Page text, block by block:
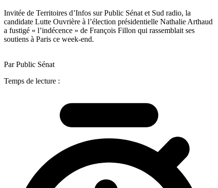
Invitée de Territoires d’Infos sur Public Sénat et Sud radio, la
candidate Lutte Ouvrière à l’élection présidentielle Nathalie Arthaud
a fustigé « l’indécence » de François Fillon qui rassemblait ses
soutiens à Paris ce week-end.
Par Public Sénat
Temps de lecture :